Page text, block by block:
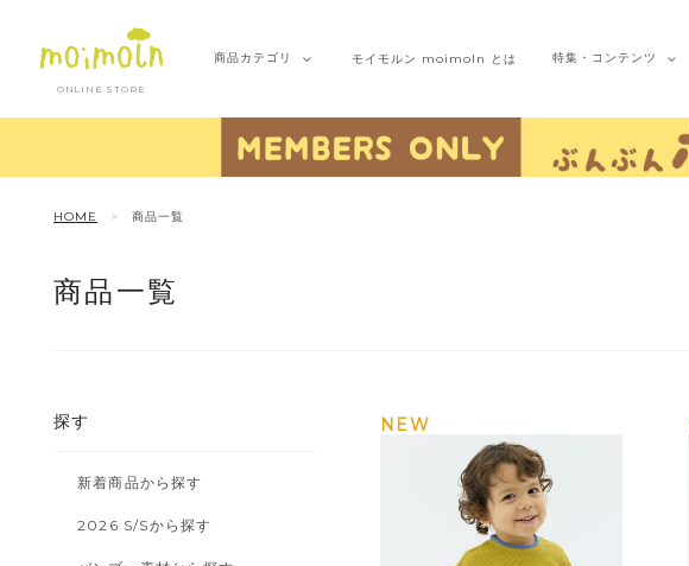
ONLINE STORE
商品カテゴリ モイモルン moimoln とは 特集・ コンテンツ
HOME 商品一覧
商品一覧
探す
新着商品から探す
2026 S/Sから探す
NEW